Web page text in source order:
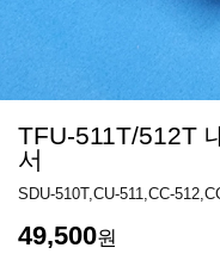
TFU-511T/512T
서
SDU-510T,CU-511,CC-
49,500원